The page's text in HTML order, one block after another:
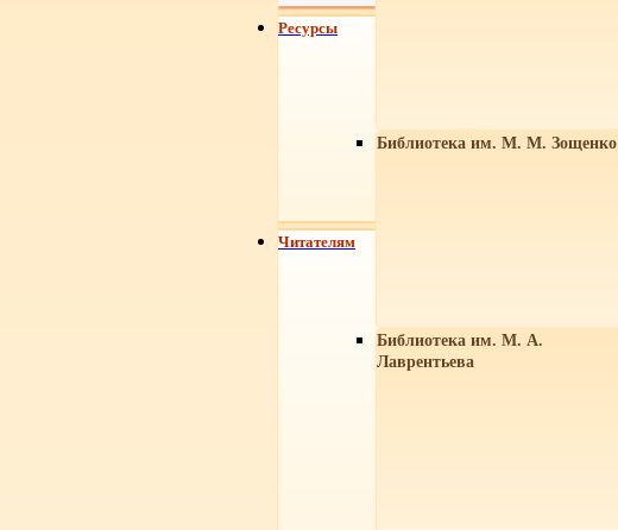
Библиотека им. М. М. Зощенко
Библиотека им. М. А.
Лаврентьева
Ресурсы
Читателям